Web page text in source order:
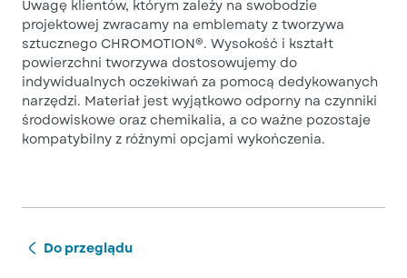
Uwagę klientów, którym zależy na swobodzie
projektowej zwracamy na emblematy z tworzywa
sztucznego CHROMOTION®. Wysokość i kształt
powierzchni tworzywa dostosowujemy do
indywidualnych oczekiwań za pomocą dedykowanych
narzędzi. Materiał jest wyjątkowo odporny na czynniki
środowiskowe oraz chemikalia, a co ważne pozostaje
kompatybilny z różnymi opcjami wykończenia.
Do przeglądu